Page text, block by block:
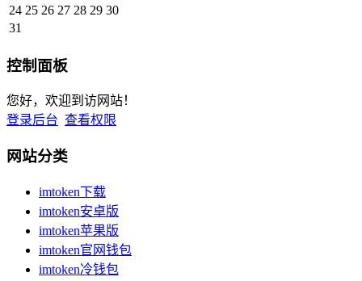
24 25 26 27 28 29 30
31
控制面板
您好，欢迎到访网站！
登录后台 查看权限
网站分类
imtoken下载
imtoken安卓版
imtoken苹果版
imtoken官网钱包
imtoken冷钱包